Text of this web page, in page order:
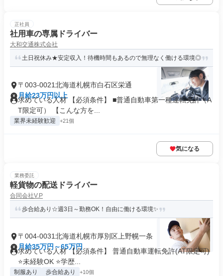
正社員
社用車の専属ドライバー
大和交通株式会社
土日祝休み★安定収入！待機時間もあるので無理なく働ける環境◎
〒003-0021北海道札幌市白石区栄通
月給23万円以上
求めている人材 【必須条件】 ■普通自動車第一種運転免許（A
T限定可） 【こんな方を...
業界未経験歓迎 +21個
気になる
業務委託
軽貨物の配送ドライバー
合同会社V.P
歩合給あり☆週3日～勤務OK！自由に働ける環境✨
〒004-0031北海道札幌市厚別区上野幌一条
月給35万円～65万円
求めている人材 【必須条件】 普通自動車運転免許(AT限定可)
⭐未経験OK ⭐学歴...
制服あり 歩合給あり +10個